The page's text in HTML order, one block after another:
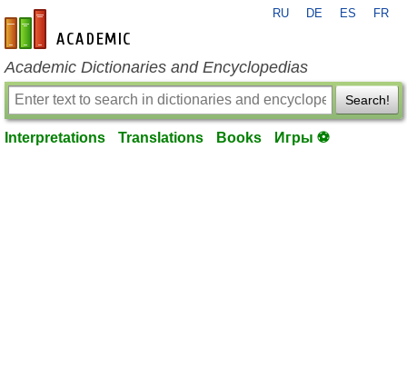
en-academic.com
RU DE ES FR
Academic Dictionaries and Encyclopedias
Search!
Interpretations Translations Books Игры ⚽